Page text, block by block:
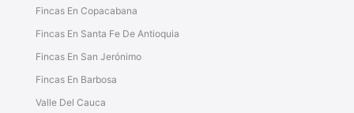
Fincas En Copacabana
Fincas En Santa Fe De Antioquia
Fincas En San Jerónimo
Fincas En Barbosa
Valle Del Cauca